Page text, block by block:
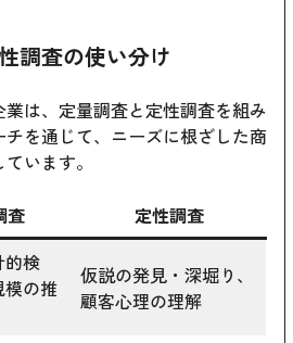
調査の使い分け
は、定量調査と定性調査を組み
を通じて、ニーズに根ざした商
います。
査 定性調査
的検
模の推
仮説の発見・深堀り、
顧客心理の理解